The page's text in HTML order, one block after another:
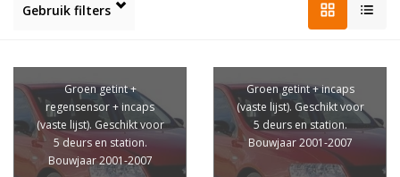
Gebruik filters
Groen getint +
regensensor + incaps
(vaste lijst). Geschikt voor
5 deurs en station.
Bouwjaar 2001-2007
Groen getint + incaps
(vaste lijst). Geschikt voor
5 deurs en station.
Bouwjaar 2001-2007